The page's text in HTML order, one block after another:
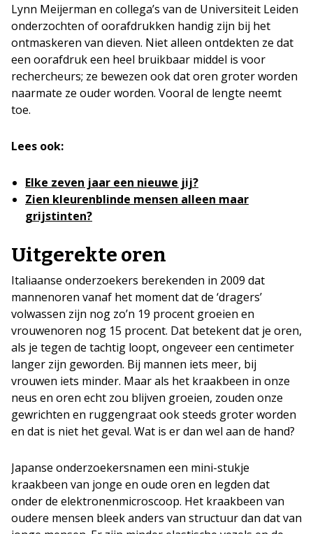
Lynn Meijerman en collega’s van de Universiteit Leiden
onderzochten of oorafdrukken handig zijn bij het
ontmaskeren van dieven. Niet alleen ontdekten ze dat
een oorafdruk een heel bruikbaar middel is voor
rechercheurs; ze bewezen ook dat oren groter worden
naarmate ze ouder worden. Vooral de lengte neemt
toe.
Lees ook:
Elke zeven jaar een nieuwe jij?
Zien kleurenblinde mensen alleen maar
grijstinten?
Uitgerekte oren
Italiaanse onderzoekers berekenden in 2009 dat
mannenoren vanaf het moment dat de ‘dragers’
volwassen zijn nog zo’n 19 procent groeien en
vrouwenoren nog 15 procent. Dat betekent dat je oren,
als je tegen de tachtig loopt, ongeveer een centimeter
langer zijn geworden. Bij mannen iets meer, bij
vrouwen iets minder. Maar als het kraakbeen in onze
neus en oren echt zou blijven groeien, zouden onze
gewrichten en ruggengraat ook steeds groter worden
en dat is niet het geval. Wat is er dan wel aan de hand?
Japanse onderzoekersnamen een mini-stukje
kraakbeen van jonge en oude oren en legden dat
onder de elektronenmicroscoop. Het kraakbeen van
oudere mensen bleek anders van structuur dan dat van